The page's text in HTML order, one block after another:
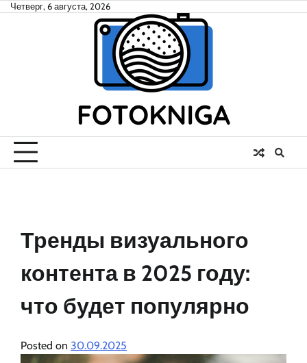
SkipЧетверг, 6 августа, 2026
Тренды визуального
контента в 2025 году:
что будет популярно
Posted on 30.09.2025